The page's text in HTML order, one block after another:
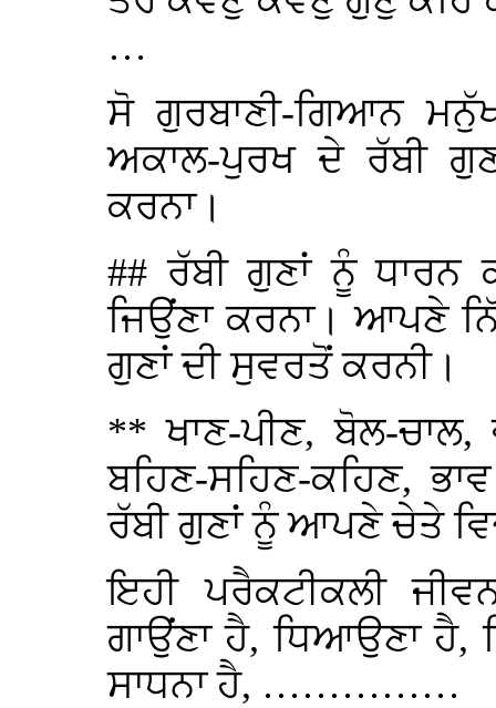
…
ਸੋ ਗੁਰਬਾਣੀ-ਗਿਆਨ
ਅਕਾਲ-ਪੁਰਖ ਦੇ ਰੱਬੀ
ਕਰਨਾ।
## ਰੱਬੀ ਗੁਣਾਂ ਨੂੰ ਧਾਰਨ
ਜਿਉਂਣਾ ਕਰਨਾ। ਆਪਣੇ
ਗੁਣਾਂ ਦੀ ਸੁਵਰਤੋਂ ਕਰਨੀ।
** ਖਾਣ-ਪੀਣ, ਬੋਲ-ਚਾਲ,
ਬਹਿਣ-ਸਹਿਣ-ਕਹਿਣ,
ਰੱਬੀ ਗੁਣਾਂ ਨੂੰ ਆਪਣੇ ਚੇਤੇ
ਇਹੀ ਪਰੈਕਟੀਕਲੀ
ਗਾਉਂਣਾ ਹੈ, ਧਿਆਉਣਾ ਹੈ,
ਸਾਧਨਾ ਹੈ, ……………